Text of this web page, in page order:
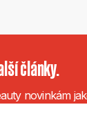
články.
novinkám